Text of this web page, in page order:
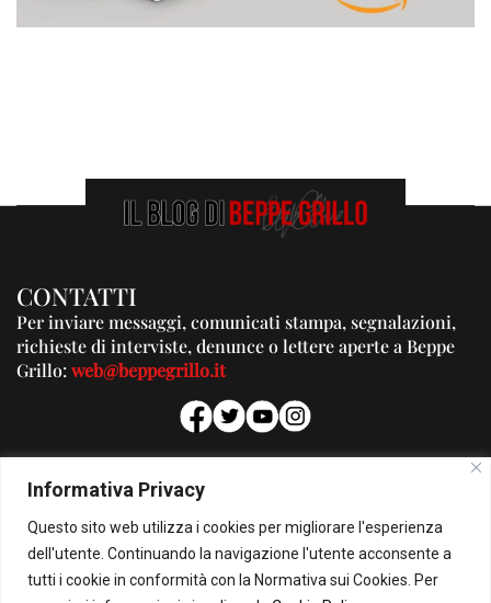
Informativa Privacy
Questo sito web utilizza i cookies per migliorare l'esperienza
dell'utente. Continuando la navigazione l'utente acconsente a
tutti i cookie in conformità con la Normativa sui Cookies. Per
CONTATTI
Per inviare messaggi, comunicati stampa, segnalazioni,
richieste di interviste, denunce o lettere aperte a Beppe
Grillo:web@beppegrillo.it
PUBBLICITA'
Per la tua pubblicità su questo Blog:
pubblicita@beppegrillo.it